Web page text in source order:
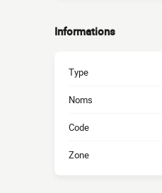
Informations
Type
Noms
Code
Zone